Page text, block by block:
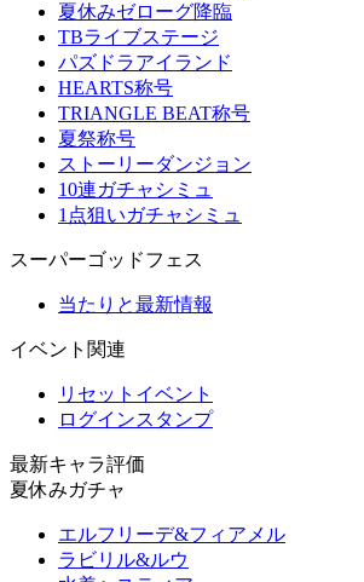
夏休みゼローグ降臨
TBライブステージ
パズドラアイランド
HEARTS称号
TRIANGLE BEAT称号
夏祭称号
ストーリーダンジョン
10連ガチャシミュ
1点狙いガチャシミュ
スーパーゴッドフェス
当たりと最新情報
イベント関連
リセットイベント
ログインスタンプ
最新キャラ評価
夏休みガチャ
エルフリーデ&フィアメル
ラビリル&ルウ